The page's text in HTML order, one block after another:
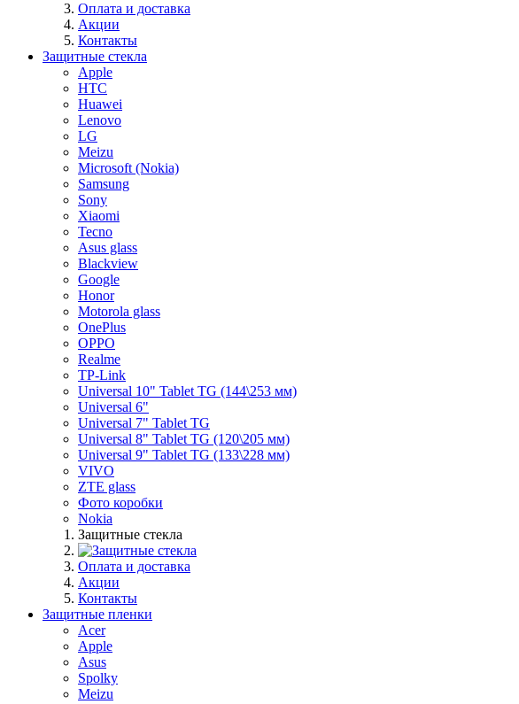
Оплата и доставка
Акции
Контакты
Защитные стекла
Apple
HTC
Huawei
Lenovo
LG
Meizu
Microsoft (Nokia)
Samsung
Sony
Xiaomi
Tecno
Asus glass
Blackview
Google
Honor
Motorola glass
OnePlus
OPPO
Realme
TP-Link
Universal 10" Tablet TG (144\253 мм)
Universal 6"
Universal 7" Tablet TG
Universal 8" Tablet TG (120\205 мм)
Universal 9" Tablet TG (133\228 мм)
VIVO
ZTE glass
Фото коробки
Nokia
Защитные стекла
Оплата и доставка
Акции
Контакты
Защитные пленки
Acer
Apple
Asus
Spolky
Meizu